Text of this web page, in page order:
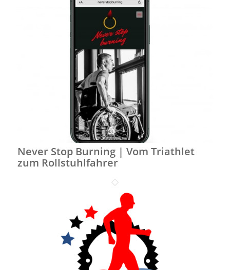
Never Stop Burning | Vom Triathlet
zum Rollstuhlfahrer